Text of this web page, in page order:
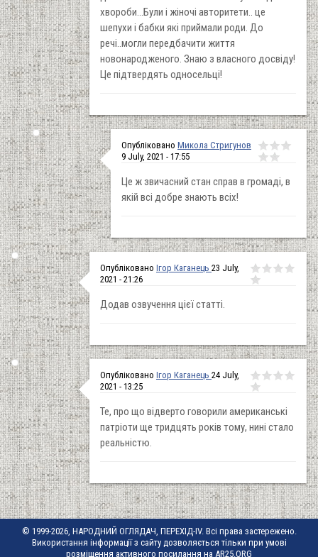
хвороби...Були і жіночі авторитети.. це
шепухи і бабки які приймали роди. До
речі..могли передбачити життя
новонародженого. Знаю з власного досвіду!
Це підтвердять односельці!
Опубліковано Микола Стригунов
9 July, 2021 - 17:55
Це ж звичасний стан справ в громаді, в
якій всі добре знають всіх!
Опубліковано Ігор Каганець 23 July,
2021 - 21:26
Додав озвучення цієї статті.
Опубліковано Ігор Каганець 24 July,
2021 - 13:25
Те, про що відверто говорили американські
патріоти ще тридцять років тому, нині стало
реальністю.
© 1999-2026, НАРОДНИЙ ОГЛЯДАЧ, ПЕРЕХІД-IV. Всі права застережено.
Використання інформації з сайту дозволяється тільки при умові
розміщення активного посилання на AR25.ORG